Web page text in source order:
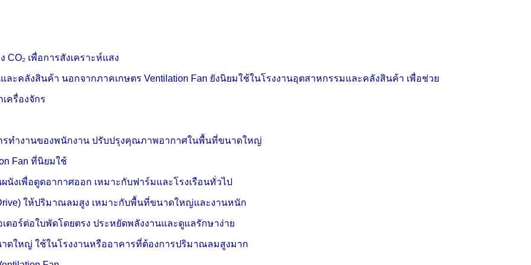
CO₂ เพื่อการสังเคราะห์แสง
ละคลังสินค้า นอกจากภาคเกษตร Ventilation Fan ยังนิยมใช้ในโรงงานอุตสาหกรรมและคลังสินค้า เพื่อช่วย
ครื่องจักร
รทำงานของพนักงาน ปรับปรุงคุณภาพอากาศในพื้นที่ขนาดใหญ่
Fan ที่นิยมใช้
นังเพื่อดูดอากาศออก เหมาะกับฟาร์มและโรงเรือนทั่วไป
ให้ปริมาณลมสูง เหมาะกับพื้นที่ขนาดใหญ่และงานหนัก
เตอร์ต่อใบพัดโดยตรง ประหยัดพลังงานและดูแลรักษาง่าย
ดใหญ่ ใช้ในโรงงานหรืออาคารที่ต้องการปริมาณลมสูงมาก